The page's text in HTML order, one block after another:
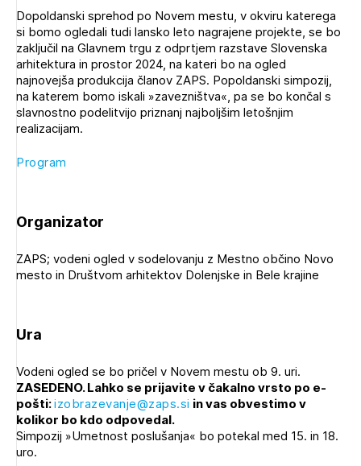
Dopoldanski sprehod po Novem mestu, v okviru katerega
si bomo ogledali tudi lansko leto nagrajene projekte, se bo
zaključil na Glavnem trgu z odprtjem razstave Slovenska
arhitektura in prostor 2024, na kateri bo na ogled
najnovejša produkcija članov ZAPS. Popoldanski simpozij,
na katerem bomo iskali »zavezništva«, pa se bo končal s
slavnostno podelitvijo priznanj najboljšim letošnjim
realizacijam.
Program
Organizator
ZAPS; vodeni ogled v sodelovanju z Mestno občino Novo
mesto in Društvom arhitektov Dolenjske in Bele krajine
Ura
Vodeni ogled se bo pričel v Novem mestu ob 9. uri.
ZASEDENO. Lahko se prijavitev čakalno vrsto po e-
pošti:izobrazevanje@zaps.si in vas obvestimo v
kolikor bo kdo odpovedal.
Simpozij »Umetnost poslušanja« bo potekal med 15. in 18.
uro.
Plačnik je podjetje
PRIJAVITE SE
NAPREJ